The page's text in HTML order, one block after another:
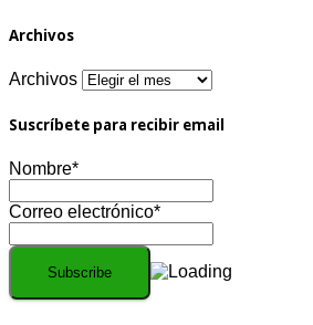
Archivos
Archivos
Suscríbete para recibir email
Nombre*
Correo electrónico*